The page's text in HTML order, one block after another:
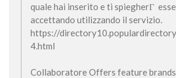
quale hai inserito e ti spiegherГ
accettando utilizzando il servizio.
https://
4.html
Collaboratore Offers feature brands